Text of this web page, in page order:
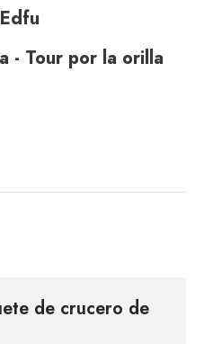
- Tour por la orilla
de crucero de